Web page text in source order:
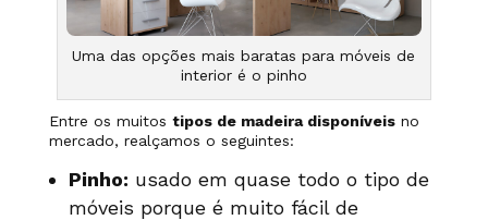
Uma das opções mais baratas para móveis de
interior é o pinho
Entre os muitos tipos de madeira disponíveisno
mercado, realçamos o seguintes:
Pinho: usado em quase todo o tipo de
móveis porque é muito fácil de